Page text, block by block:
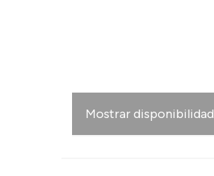
Mostrar disponibilidad